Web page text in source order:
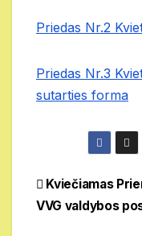
Priedas Nr.2
Priedas Nr.3
sutarties forma
Kviečiamas
VVG valdybos